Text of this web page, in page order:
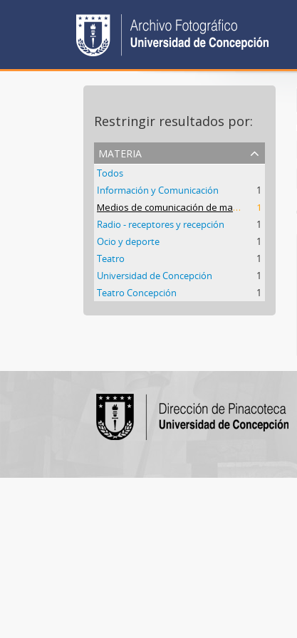
Restringir resultados por:
materia
Todos
Información y Comunicación
1
Medios de comunicación de masas
1
Radio - receptores y recepción
1
Ocio y deporte
1
Teatro
1
Universidad de Concepción
1
Teatro Concepción
1